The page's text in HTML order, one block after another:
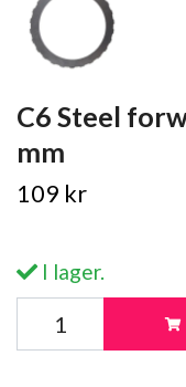
C6 Steel
mm
109 kr
I lager.